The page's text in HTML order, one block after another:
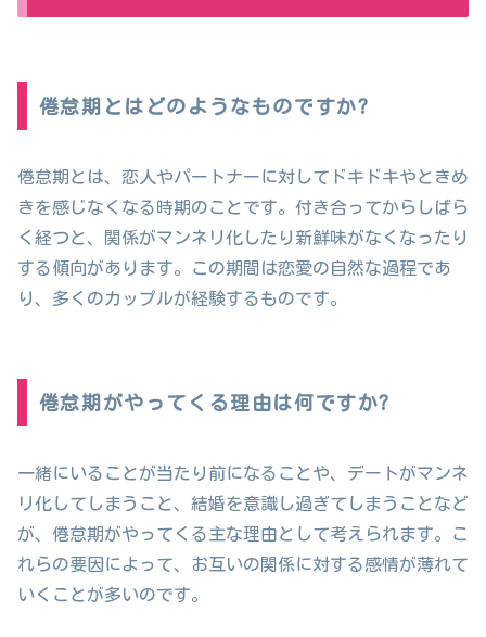
倦怠期とはどのようなものですか?
倦怠期とは、恋人やパートナーに対してドキドキやときめ
きを感じなくなる時期のことです。付き合ってからしばら
く経つと、関係がマンネリ化したり新鮮味がなくなったり
する傾向があります。この期間は恋愛の自然な過程であ
り、多くのカップルが経験するものです。
倦怠期がやってくる理由は何ですか?
一緒にいることが当たり前になることや、デートがマンネ
リ化してしまうこと、結婚を意識し過ぎてしまうことなど
が、倦怠期がやってくる主な理由として考えられます。こ
れらの要因によって、お互いの関係に対する感情が薄れて
いくことが多いのです。